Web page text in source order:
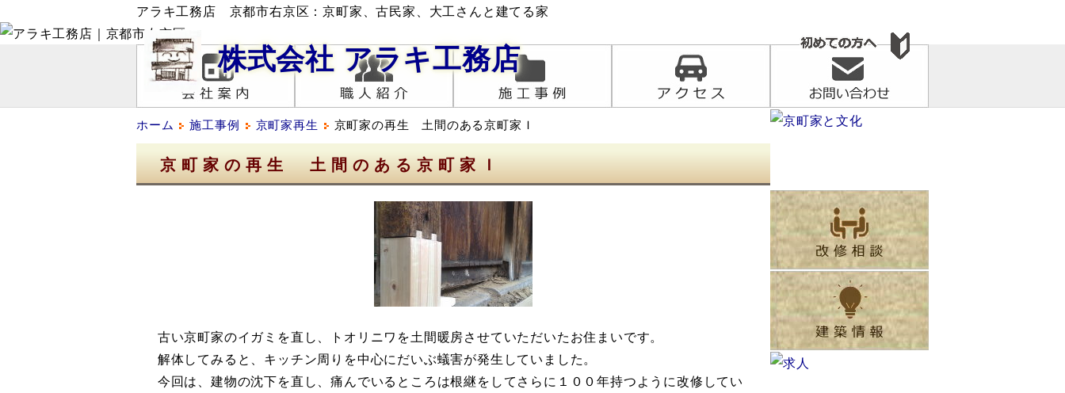
アラキ工務店 京都市右京区：京町家、古民家、大工さんと建てる家
株式会社アラキ工務店
ホーム 施工事例 京町家再生 京町家の再生 土間のある京町家Ｉ
京町家の再生 土間のある京町家Ｉ
古い京町家のイガミを直し、トオリニワを土間暖房させていただいたお住まいです。
解体してみると、キッチン周りを中心にだいぶ蟻害が発生していました。
今回は、建物の沈下を直し、痛んでいるところは根継をしてさらに１００年持つように改修してい